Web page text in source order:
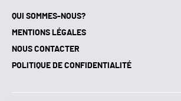
QUI SOMMES-NOUS?
MENTIONS LÉGALES
NOUS CONTACTER
POLITIQUE DE CONFIDENTIALITÉ